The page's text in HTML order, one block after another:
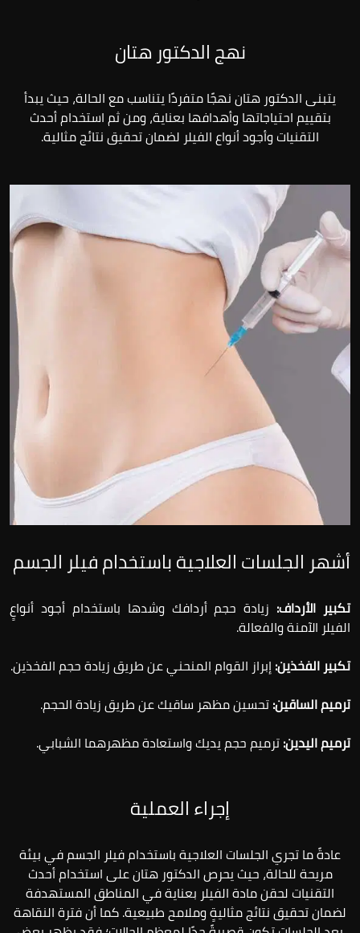
نهج الدكتور هتان
يتبنى الدكتور هتان نهجًا متفردًا يتناسب مع الحالة، حيث يبدأ
بتقييم احتياجاتها وأهدافها بعناية، ومن ثم استخدام أحدث
التقنيات وأجود أنواع الفيلر لضمان تحقيق نتائج مثالية.
أشهر الجلسات العلاجية باستخدام فيلر الجسم
تكبير الأرداف: زيادة حجم أردافك وشدها باستخدام أجود أنواعٍ
الفيلر الآمنة والفعالة.
تكبير الفخذين:إبراز القوام المنحني عن طريق زيادة حجم الفخذين.
ترميم الساقين:تحسين مظهر ساقيك عن طريق زيادة الحجم.
ترميم اليدين:ترميم حجم يديك واستعادة مظهرهما الشبابي.
إجراء العملية
عادةً ما تجري الجلسات العلاجية باستخدام فيلر الجسم في بيئة
مريحة للحالة، حيث يحرص الدكتور هتان على استخدام أحدث
التقنيات لحقن مادة الفيلر بعناية في المناطق المستهدفة
لضمان تحقيق نتائج مثاليةٍ وملامح طبيعية. كما أن فترة النقاهة